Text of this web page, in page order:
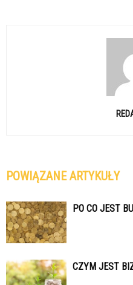
POWIĄZANE ARTYKUŁY
PO CO JEST
CZYM JEST